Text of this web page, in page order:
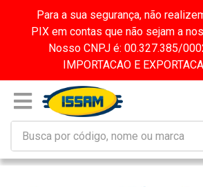
Para a sua segurança, não
PIX em contas que não sejam a
Nosso CNPJ é: 00.327.385/
IMPORTACAO E